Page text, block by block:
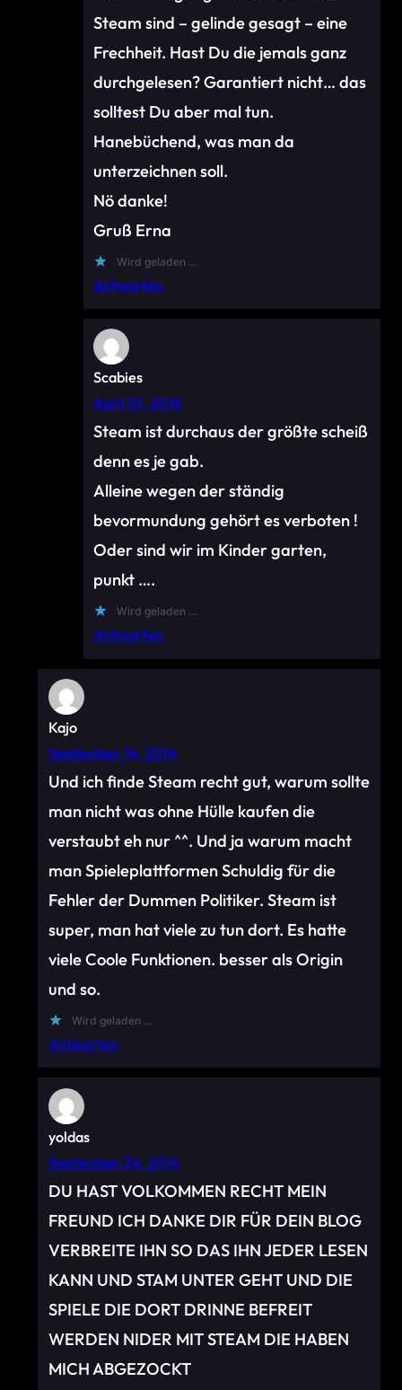
Steam sind – gelinde gesagt – eine
Frechheit. Hast Du die jemals ganz
durchgelesen? Garantiert nicht… das
solltest Du aber mal tun.
Hanebüchend, was man da
unterzeichnen soll.
Nö danke!
Gruß Erna
Wird geladen …
Antworten
Scabies
April 10, 2016
Steam ist durchaus der größte scheiß
denn es je gab.
Alleine wegen der ständig
bevormundung gehört es verboten !
Oder sind wir im Kinder garten,
punkt ….
Wird geladen …
Antworten
Kajo
September 14, 2014
Und ich finde Steam recht gut, warum sollte
man nicht was ohne Hülle kaufen die
verstaubt eh nur ^^. Und ja warum macht
man Spieleplattformen Schuldig für die
Fehler der Dummen Politiker. Steam ist
super, man hat viele zu tun dort. Es hatte
viele Coole Funktionen. besser als Origin
und so.
Wird geladen …
Antworten
yoldas
September 24, 2014
DU HAST VOLKOMMEN RECHT MEIN
FREUND ICH DANKE DIR FÜR DEIN BLOG
VERBREITE IHN SO DAS IHN JEDER LESEN
KANN UND STAM UNTER GEHT UND DIE
SPIELE DIE DORT DRINNE BEFREIT
WERDEN NIDER MIT STEAM DIE HABEN
MICH ABGEZOCKT